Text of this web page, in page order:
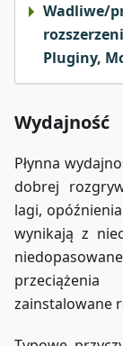
Wadliwe/
Pluginy,
Wydajność
Płynna
dobrej
lagi,
wynikają z
zainstalowane